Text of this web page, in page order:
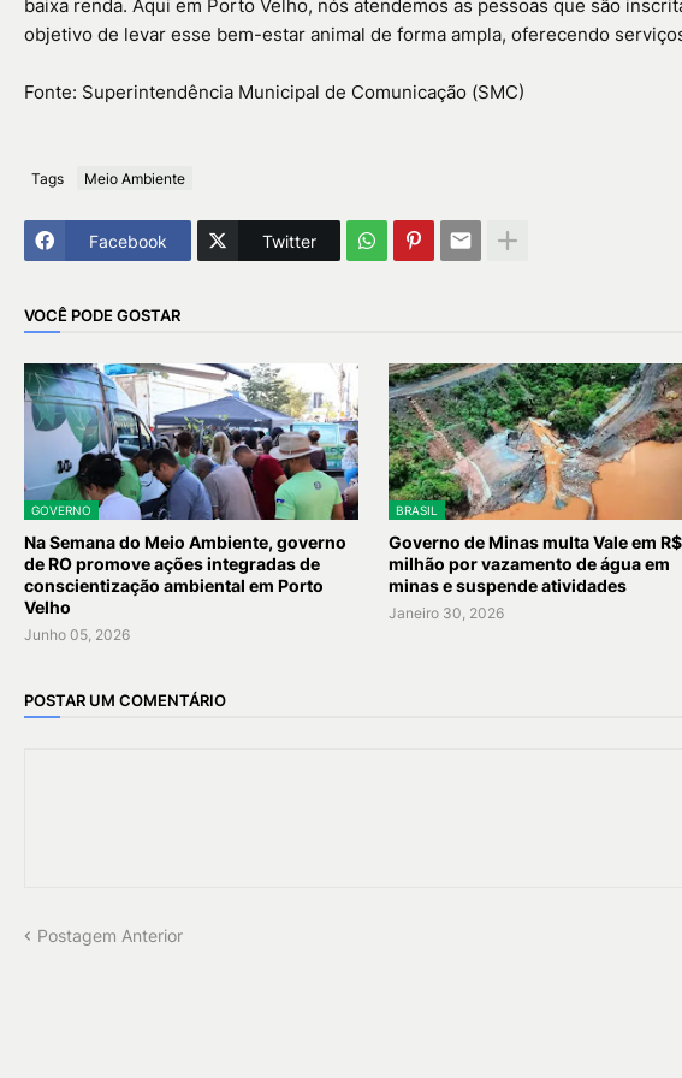
baixa renda. Aqui em Porto Velho, nós atendemos as pessoas que são
objetivo de levar esse bem-estar animal de forma ampla, oferecendo
Fonte: Superintendência Municipal de Comunicação (SMC)
Tags Meio Ambiente
Facebook Twitter
VOCÊ PODE GOSTAR
GOVERNO
Na Semana do Meio Ambiente, governo
de RO promove ações integradas de
conscientização ambiental em Porto
Velho
Junho 05, 2026
BRASIL
Governo de Minas multa Vale em R$
milhão por vazamento de água em
minas e suspende atividades
Janeiro 30, 2026
POSTAR UM COMENTÁRIO
Postagem Anterior